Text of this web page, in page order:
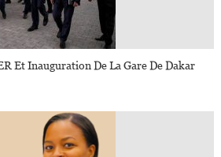
Et Inauguration De La Gare De Dakar